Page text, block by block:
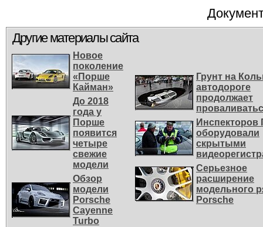
Другие материалы сайта
Новое
поколение
«Порше
Кайман»
До 2018
года у
Порше
появится
четыре
свежие
модели
Обзор
модели
Porsche
Cayenne
Turbo
Грунт на
автодороге
продолжает
оборудовали
скрытыми
Серьезное
расширение
модельного
Porsche